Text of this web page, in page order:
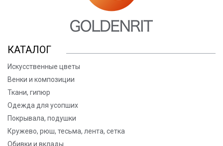
КАТАЛОГ
Искусственные цветы
Венки и композиции
Ткани, гипюр
Одежда для усопших
Покрывала, подушки
Кружево, рюш, тесьма, лента, сетка
Обивки и вклады